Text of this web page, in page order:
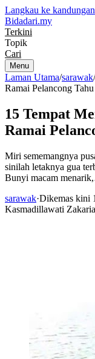
Langkau ke kandungan
Bidadari.my
Terkini
Topik
Cari
Menu
Laman Utama/sarawak/
Ramai Pelancong Tahu
15 Tempat
Ramai
Miri sememangnya
sinilah letaknya gua
Bunyi macam
sarawak·Dikemas kini
Kasmadillawati Zakaria